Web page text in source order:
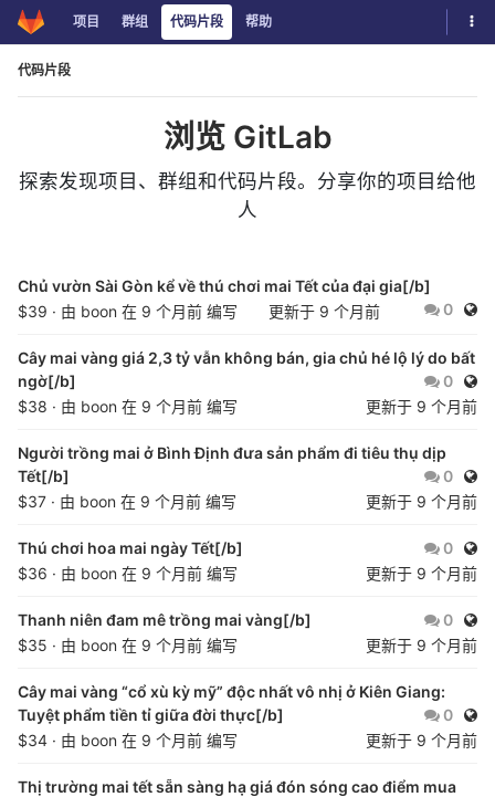
Skip to content
项目 群组 代码片段 帮助 切
代码片段
浏览 GitLab
探索发现项目、群组和代码片段。分享你的项目给他
人
Chủ vườn Sài Gòn kể về thú chơi mai Tết của đại gia[/b]
0 公开
$39 · 由 boon 在 9 个月前 编写 更新于 9 个月前
Cây mai vàng giá 2,3 tỷ vẫn không bán, gia chủ hé lộ lý do bất
ngờ[/b]
0 公开
$38 · 由 boon 在 9 个月前 编写 更新于 9 个月前
Người trồng mai ở Bình Định đưa sản phẩm đi tiêu thụ dịp
Tết[/b]
0 公开
$37 · 由 boon 在 9 个月前 编写 更新于 9 个月前
Thú chơi hoa mai ngày Tết[/b] 0 公开
$36 · 由 boon 在 9 个月前 编写 更新于 9 个月前
Thanh niên đam mê trồng mai vàng[/b] 0 公开
$35 · 由 boon 在 9 个月前 编写 更新于 9 个月前
Cây mai vàng “cổ xù kỳ mỹ” độc nhất vô nhị ở Kiên Giang:
Tuyệt phẩm tiền tỉ giữa đời thực[/b]
0 公开
$34 · 由 boon 在 9 个月前 编写 更新于 9 个月前
Thị trường mai tết sẵn sàng hạ giá đón sóng cao điểm mua